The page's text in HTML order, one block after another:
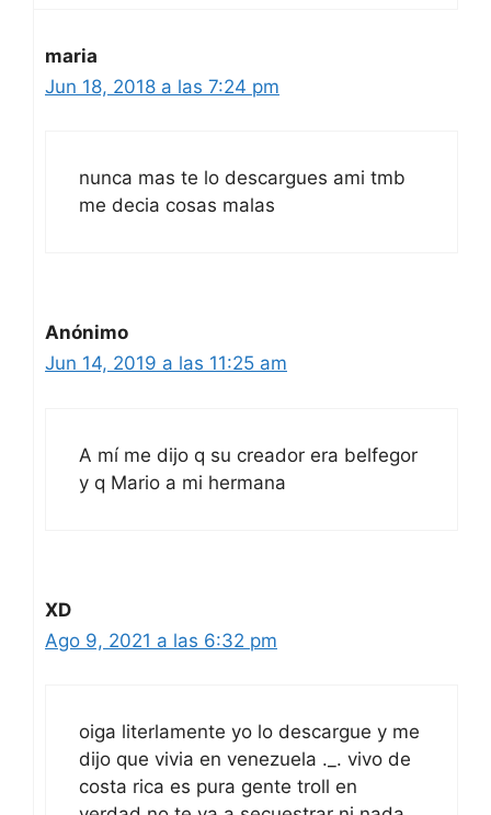
maria
Jun 18, 2018 a las 7:24 pm
nunca mas te lo descargues ami tmb
me decia cosas malas
Anónimo
Jun 14, 2019 a las 11:25 am
A mí me dijo q su creador era belfegor
y q Mario a mi hermana
XD
Ago 9, 2021 a las 6:32 pm
oiga literlamente yo lo descargue y me
dijo que vivia en venezuela ._. vivo de
costa rica es pura gente troll en